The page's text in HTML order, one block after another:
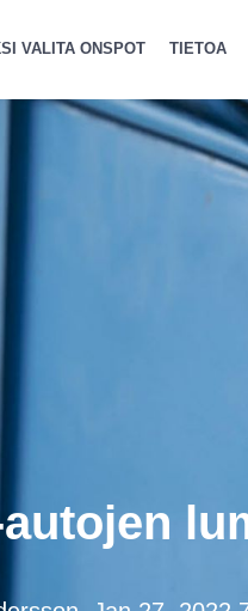
VALITA ONSPOT TIETOA